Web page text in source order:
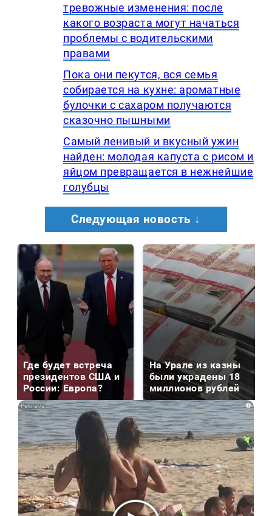
тревожные изменения: после
какого возраста могут начаться
проблемы с водительскими
правами
Пока они пекутся, вся семья
собирается на кухне: ароматные
булочки с сахаром получаются
сказочно пышными
Самый ленивый и вкусный ужин
найден: молодая капуста с рисом и
яйцом превращается в нежнейшие
голубцы
Следующая новость ↓
Где будет встреча
президентов США и
России: Европа?
На Урале из казны
были украдены 18
миллионов рублей
i